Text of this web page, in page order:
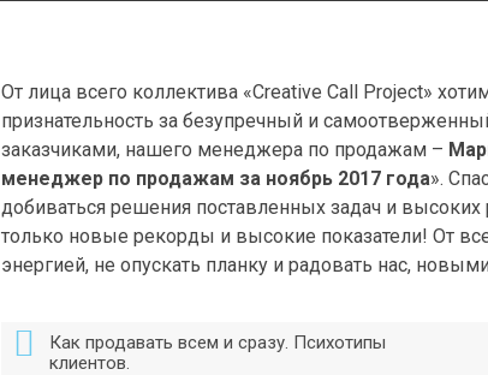
От лица всего коллектива «Сreative Call Project»
признательность за безупречный и
заказчиками, нашего менеджера по продажам –
менеджер по продажам за ноябрь 2017 года».
добиваться решения поставленных задач и
только новые рекорды и высокие показатели! От
энергией, не опускать планку и радовать нас,
Как продавать всем и сразу. Психотипы
клиентов.